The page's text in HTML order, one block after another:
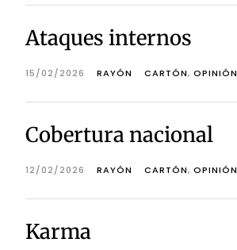
Ataques internos
15/02/2026 RAYÓN CARTÓN, OPINIÓN
Cobertura nacional
12/02/2026 RAYÓN CARTÓN, OPINIÓN
Karma